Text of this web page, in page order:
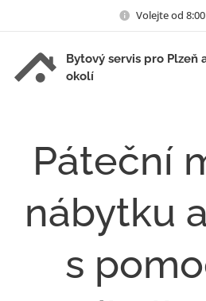
Volejte od
Bytový servis pro Plzeň
okolí
Páteční
nábytku
s